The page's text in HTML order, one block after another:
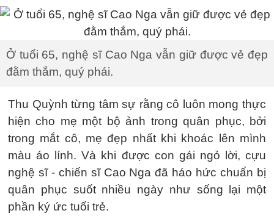
Ở tuổi 65, nghệ sĩ Cao Nga vẫn giữ được vẻ đẹp
đằm thắm, quý phái.
Thu Quỳnh từng tâm sự rằng cô luôn mong thực
hiện cho mẹ một bộ ảnh trong quân phục, bởi
trong mắt cô, mẹ đẹp nhất khi khoác lên mình
màu áo lính. Và khi được con gái ngỏ lời, cựu
nghệ sĩ - chiến sĩ Cao Nga đã háo hức chuẩn bị
quân phục suốt nhiều ngày như sống lại một
phần ký ức tuổi trẻ.